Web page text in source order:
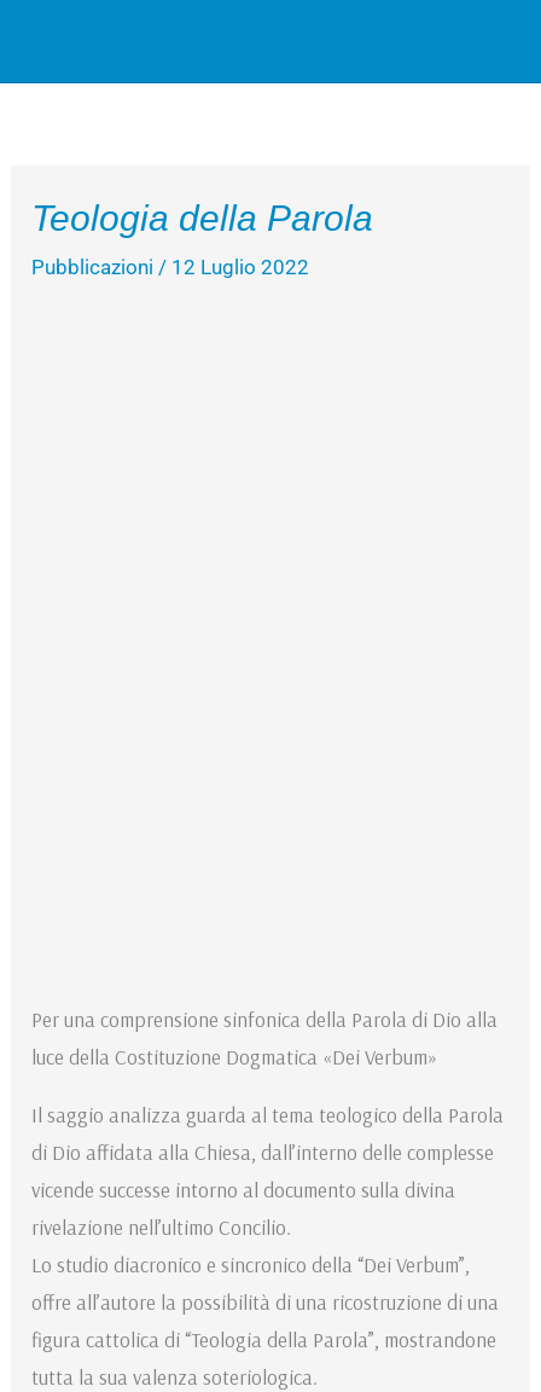
Teologia della Parola
Pubblicazioni / 12 Luglio 2022
Per una comprensione sinfonica della Parola di Dio alla
luce della Costituzione Dogmatica «Dei Verbum»
Il saggio analizza guarda al tema teologico della Parola
di Dio affidata alla Chiesa, dall’interno delle complesse
vicende successe intorno al documento sulla divina
rivelazione nell’ultimo Concilio.
Lo studio diacronico e sincronico della “Dei Verbum”,
offre all’autore la possibilità di una ricostruzione di una
figura cattolica di “Teologia della Parola”, mostrandone
tutta la sua valenza soteriologica.